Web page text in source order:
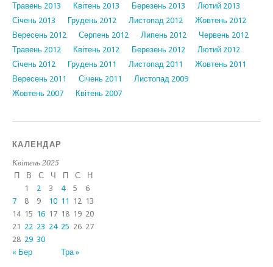
Травень 2013
Квітень 2013 Березень 2013
Лютий 2013
Січень 2013
Грудень 2012 Листопад 2012
Жовтень 2012
Вересень 2012
Серпень 2012 Липень 2012
Червень 2012
Травень 2012
Квітень 2012 Березень 2012
Лютий 2012
Січень 2012
Грудень 2011 Листопад 2011
Жовтень 2011
Вересень 2011
Січень 2011
Листопад 2009
Жовтень 2007
Квітень 2007
КАЛЕНДАР
Квітень 2025
П
В С Ч П С Н
« Бер Тра »
1 2 3 4 5
6
7
8 9 10 11 12 13
14 15 16 17 18 19 20
21 22 23 24 25 26 27
28 29 30